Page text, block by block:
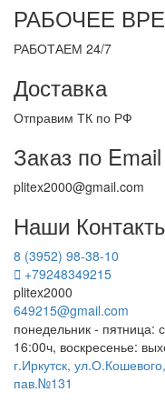
РАБОЧЕЕ
РАБОТАЕМ 24/7
Доставка
Отправим ТК по РФ
Заказ по Email
plitex2000@gmail.com
Наши
8 (3952) 98-38-10
+79248349215
plitex2000
649215@gmail.com
понедельник - пятница:
16:00ч, воскресенье:
г.Иркутск,
пав.№131